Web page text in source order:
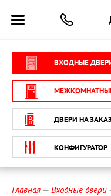
ВХОДНЫЕ
ДВЕРИ НА
КОНФИГУРАТОР
Главная Входные двери